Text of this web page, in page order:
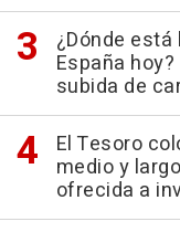
¿Dónde
España
subida de
El Tesoro
medio y
ofrecida a